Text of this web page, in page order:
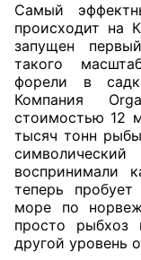
Самый
происходит на
запущен
такого
форели в
Компания
стоимостью 12
тысяч тонн
воспринимали
теперь
море по
просто рыбхоз
другой уровень